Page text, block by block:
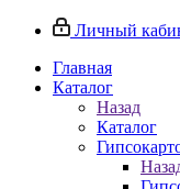
Личный
Главная
Каталог
Назад
Каталог